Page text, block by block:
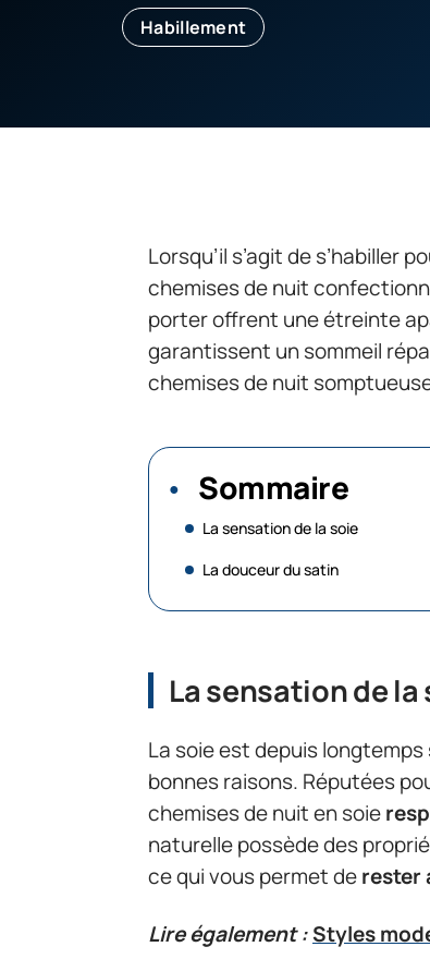
Habillement
Lorsqu’il s’agit de s’habiller
chemises de nuit
porter offrent une étreinte
garantissent un sommeil
chemises de nuit
Sommaire
La sensation de la soie
La douceur du satin
La sensation de la
La soie est depuis longtemps
bonnes raisons. Réputées
chemises de nuit en soie
naturelle possède des
ce qui vous permet derester
Lire également :Styles